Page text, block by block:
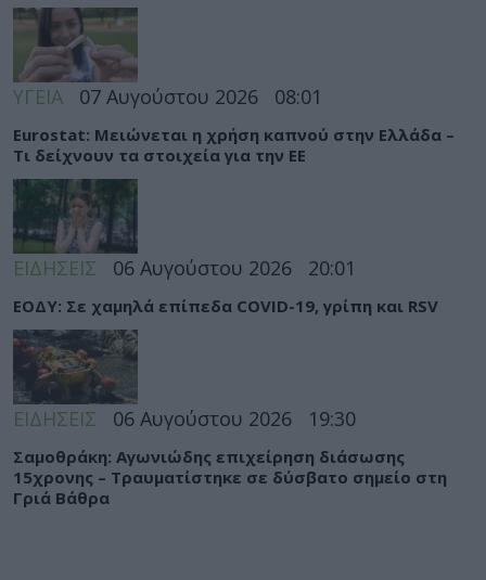
ΥΓΕΙΑ 07 Αυγούστου 2026 08:01
Eurostat: Μειώνεται η χρήση καπνού στην Ελλάδα –
Τι δείχνουν τα στοιχεία για την ΕΕ
ΕΙΔΗΣΕΙΣ 06 Αυγούστου 2026 20:01
ΕΟΔΥ: Σε χαμηλά επίπεδα COVID-19, γρίπη και RSV
ΕΙΔΗΣΕΙΣ 06 Αυγούστου 2026 19:30
Σαμοθράκη: Αγωνιώδης επιχείρηση διάσωσης
15χρονης – Τραυματίστηκε σε δύσβατο σημείο στη
Γριά Βάθρα